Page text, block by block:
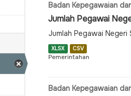
Badan Kepegawaian
Jumlah Pegawai
Jumlah Pegawai
XLSX CSV
Pemerintahan
Badan Kepegawaian